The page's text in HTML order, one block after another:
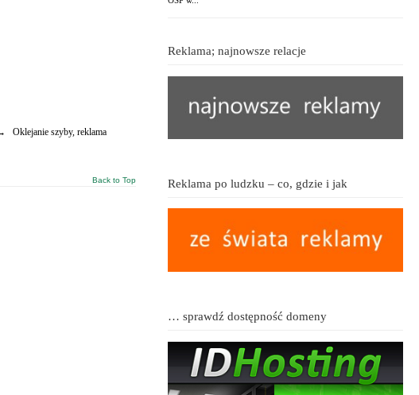
Oklejanie szyby, reklama
Back to Top
Reklama; najnowsze relacje
Reklama po ludzku – co, gdzie i jak
… sprawdź dostępność domeny